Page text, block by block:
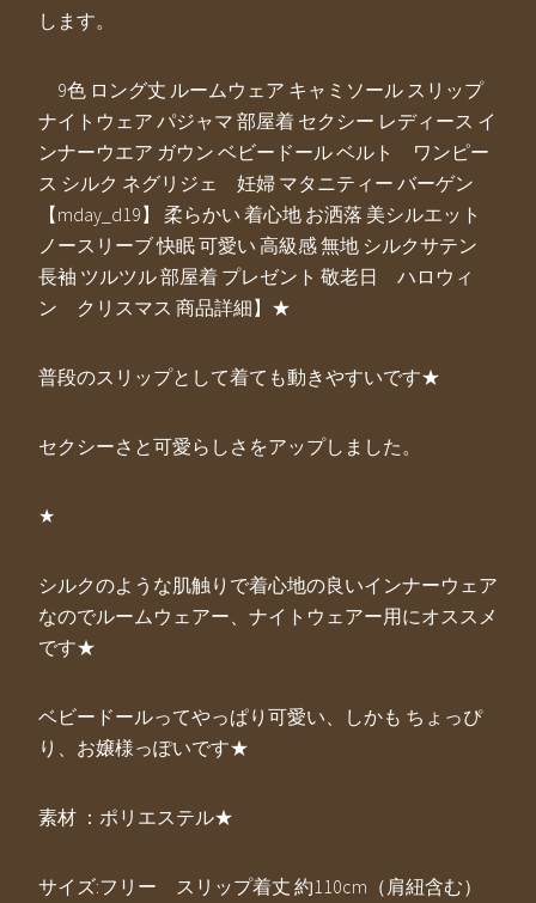
します。
9色 ロング丈 ルームウェア キャミソール スリップ
ナイトウェア パジャマ 部屋着 セクシー レディース イ
ンナーウエア ガウン ベビードール ベルト ワンピー
ス シルク ネグリジェ 妊婦 マタニティー バーゲン
【mday_d19】 柔らかい 着心地 お洒落 美シルエット
ノースリーブ 快眠 可愛い 高級感 無地 シルクサテン
長袖 ツルツル 部屋着 プレゼント 敬老日 ハロウィ
ン クリスマス 商品詳細】★
普段のスリップとして着ても動きやすいです★
セクシーさと可愛らしさをアップしました。
★
シルクのような肌触りで着心地の良いインナーウェア
なのでルームウェアー、ナイトウェアー用にオススメ
です★
ベビードールってやっぱり可愛い、しかも ちょっぴ
り、お嬢様っぽいです★
素材 ：ポリエステル★
サイズ:フリー スリップ着丈 約110cm（肩紐含む）